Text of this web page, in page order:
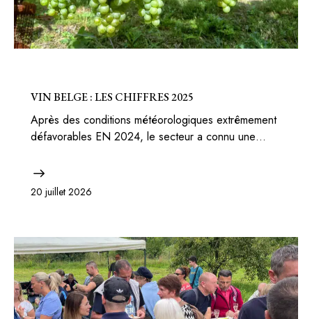
VIN BELGE : LES CHIFFRES 2025
Après des conditions météorologiques extrêmement
défavorables EN 2024, le secteur a connu une…
20 juillet 2026